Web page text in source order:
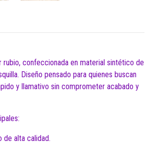
rubio, confeccionada en material sintético de
Diseño pensado para quienes buscan
y llamativo sin comprometer acabado y
de alta calidad.